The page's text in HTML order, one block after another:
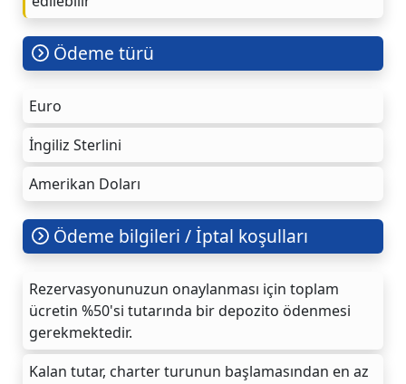
Ödeme türü
Euro
İngiliz Sterlini
Amerikan Doları
Ödeme bilgileri / İptal koşulları
Rezervasyonunuzun onaylanması için toplam
ücretin %50'si tutarında bir depozito ödenmesi
gerekmektedir.
Kalan tutar, charter turunun başlamasından en az